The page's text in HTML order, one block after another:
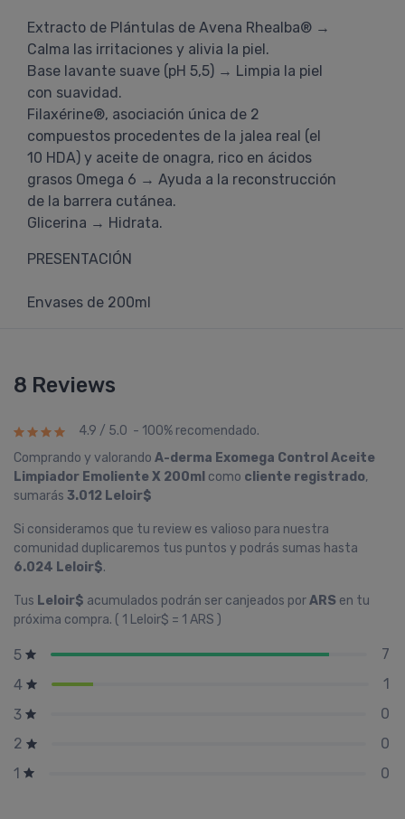
Extracto de Plántulas de Avena Rhealba® →
Calma las irritaciones y alivia la piel.
Base lavante suave (pH 5,5) → Limpia la piel
con suavidad.
Filaxérine®, asociación única de 2
compuestos procedentes de la jalea real (el
10 HDA) y aceite de onagra, rico en ácidos
grasos Omega 6 → Ayuda a la reconstrucción
de la barrera cutánea.
Glicerina → Hidrata.
PRESENTACIÓN
Envases de 200ml
8 Reviews
4.9 / 5.0 - 100% recomendado.
Comprando y valorando A-derma Exomega Control Aceite
Limpiador Emoliente X 200ml como cliente registrado,
sumarás 3.012 Leloir$
Si consideramos que tu review es valioso para nuestra
comunidad duplicaremos tus puntos y podrás sumas hasta
6.024 Leloir$.
Tus Leloir$ acumulados podrán ser canjeados porARS en tu
próxima compra. ( 1 Leloir$ = 1 ARS )
5
7
4
1
3
0
2
0
1
0